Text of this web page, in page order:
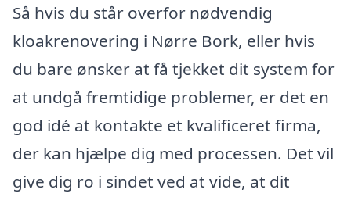
Så hvis du står overfor nødvendig
kloakrenovering i Nørre Bork, eller hvis
du bare ønsker at få tjekket dit system for
at undgå fremtidige problemer, er det en
god idé at kontakte et kvalificeret firma,
der kan hjælpe dig med processen. Det vil
give dig ro i sindet ved at vide, at dit